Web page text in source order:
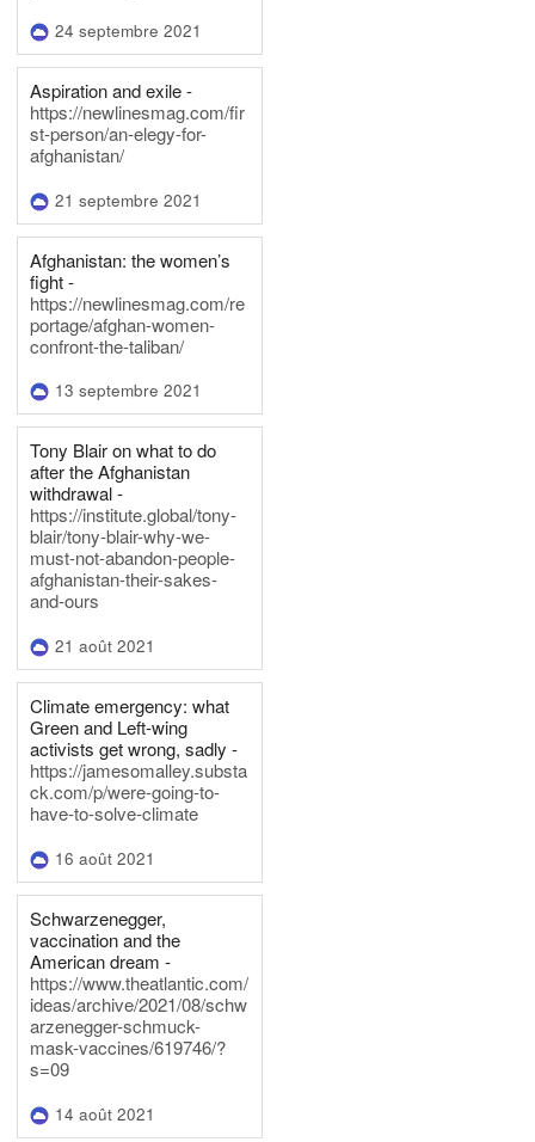
24 septembre 2021
Aspiration and exile -
https://newlinesmag.com/fir
st-person/an-elegy-for-
afghanistan/
21 septembre 2021
Afghanistan: the women’s
fight -
https://newlinesmag.com/re
portage/afghan-women-
confront-the-taliban/
13 septembre 2021
Tony Blair on what to do
after the Afghanistan
withdrawal -
https://institute.global/tony-
blair/tony-blair-why-we-
must-not-abandon-people-
afghanistan-their-sakes-
and-ours
21 août 2021
Climate emergency: what
Green and Left-wing
activists get wrong, sadly -
https://jamesomalley.substa
ck.com/p/were-going-to-
have-to-solve-climate
16 août 2021
Schwarzenegger,
vaccination and the
American dream -
https://www.theatlantic.com/
ideas/archive/2021/08/schw
arzenegger-schmuck-
mask-vaccines/619746/?
s=09
14 août 2021